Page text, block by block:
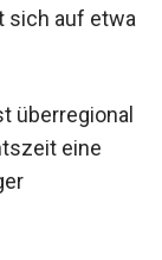
sich auf etwa
überregional
eine